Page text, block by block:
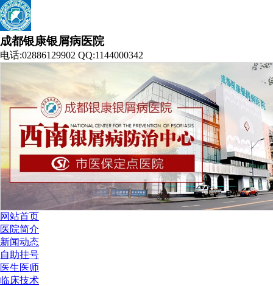
成都银康银屑病医院
电话:02886129902 QQ:1144000342
网站首页
医院简介
新闻动态
自助挂号
医生医师
临床技术